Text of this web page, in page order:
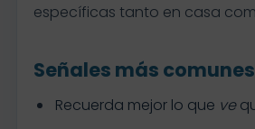
específicas tanto en casa
Señales más comunes
Recuerda mejor lo que ve